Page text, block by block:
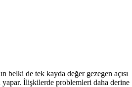
belki de tek kayda değer gezegen açısı
İlişkilerde problemleri daha derine